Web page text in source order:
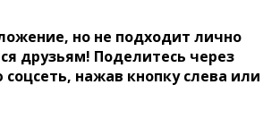
но не подходит лично
друзьям! Поделитесь через
нажав кнопку слева или